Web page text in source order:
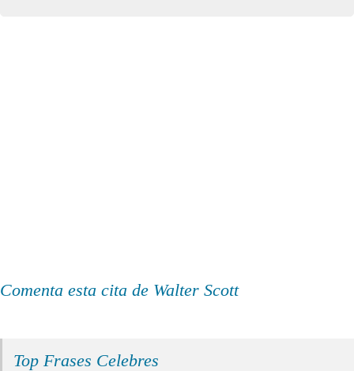
Comenta esta cita de Walter Scott
Top Frases Celebres